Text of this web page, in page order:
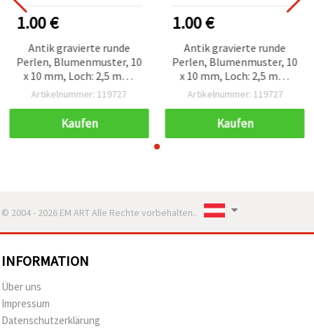
1.00 €
Antik gravierte runde
Perlen, Blumenmuster, 10
x 10 mm, Loch: 2,5 mm,
Braun, 50 g (~90 Stk.)
Artikelnummer: 119727
Kaufen
1.00 €
Antik gravierte runde
Perlen, Blumenmuster, 10
x 10 mm, Loch: 2,5 mm,
Braun, 50 g (~90 Stk.)
Artikelnummer: 119727
Kaufen
© 2004 - 2026 EM ART Alle Rechte vorbehalten..
INFORMATION
Über uns
Impressum
Datenschutzerklärung